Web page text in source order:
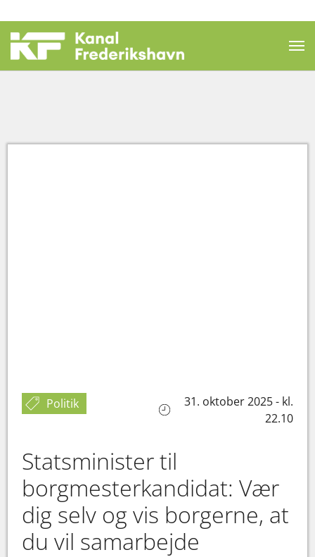
Politik
31. oktober 2025 - kl.
22.10
Statsminister til
borgmesterkandidat: Vær
dig selv og vis borgerne, at
du vil samarbejde